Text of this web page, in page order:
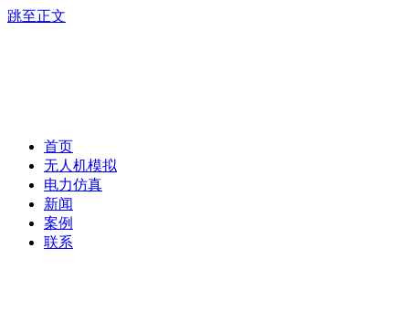
跳至正文
首页
无人机模拟
电力仿真
新闻
案例
联系